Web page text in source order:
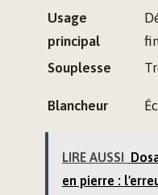
Usage
principal
Souplesse
Blancheur
LIRE AUSSI
en pierre :